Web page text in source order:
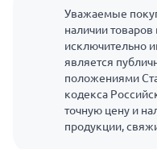
Уважаемые
наличии
исключительно
является
положениями
кодекса
точную цену и
продукции,